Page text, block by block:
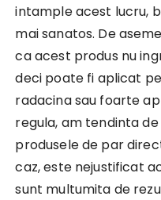
intample acest lucru,
mai sanatos. De
ca acest produs nu
deci poate fi aplicat
radacina sau foarte
regula, am tendinta
produsele de par
caz, este nejustificat
sunt multumita de